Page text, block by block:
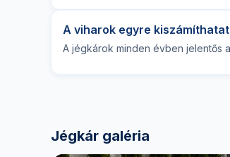
A viharok egyre
A jégkárok minden évben jelentős
Jégkár galéria